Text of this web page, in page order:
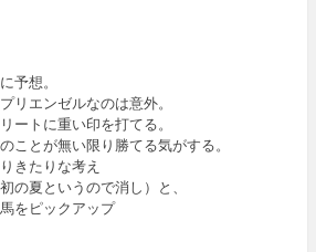
予想。
リエンゼルなのは意外。
ートに重い印を打てる。
ことが無い限り勝てる気がする。
きたりな考え
の夏というので消し）と、
をピックアップ